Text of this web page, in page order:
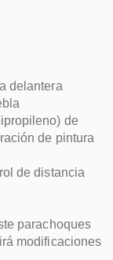
delantera
de
de pintura
de distancia
parachoques
modificaciones